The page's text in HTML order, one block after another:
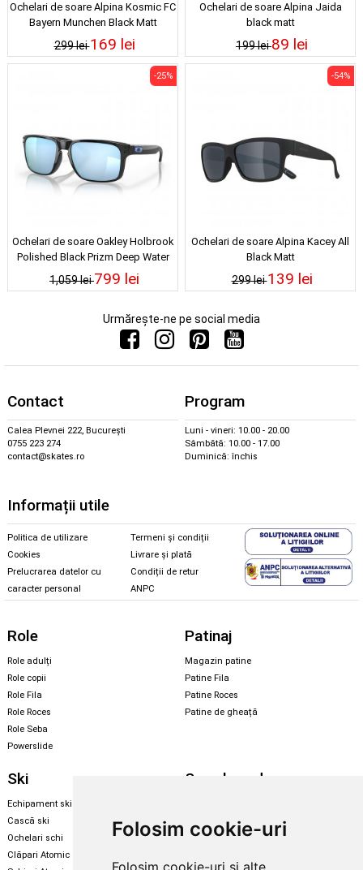
Folosim cookie-uri
Folosim cookie-uri și alte
Ochelari de soare Alpina Kosmic FC
Bayern Munchen Black Matt
299 lei169 lei
Ochelari de soare Alpina Jaida
black matt
199 lei89 lei
Ochelari de soare Oakley Holbrook
Polished Black Prizm Deep Water
Polarized
1,059 lei
-25%
799 lei
Ochelari de soare Alpina Kacey All
Black Matt
299 lei
-54%
139 lei
Urmărește-ne pe social media
Contact
Calea Plevnei 222, București
0755 223 274
contact@skates.ro
Program
Luni - vineri: 10.00 - 20.00
Sâmbătă: 10.00 - 17.00
Duminică: închis
Informații utile
Politica de utilizare
Cookies
Prelucrarea datelor cu
caracter personal
Termeni și condiții
Livrare și plată
Condiții de retur
ANPC
Role
Role adulți
Role copii
Role Fila
Role Roces
Role Seba
Powerslide
Patinaj
Magazin patine
Patine Fila
Patine Roces
Patine de gheață
Ski
Echipament ski
Cască ski
Ochelari schi
Clăpari Atomic
Snowboard
Echipament snowboard
Legături Rome SDS